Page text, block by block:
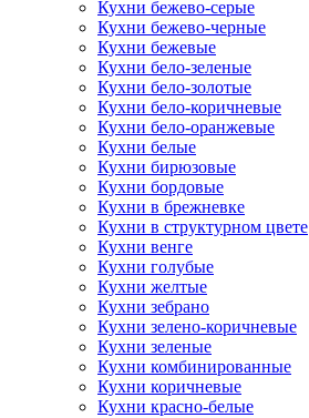
Кухни бежево-серые
Кухни бежево-черные
Кухни бежевые
Кухни бело-зеленые
Кухни бело-золотые
Кухни бело-коричневые
Кухни бело-оранжевые
Кухни белые
Кухни бирюзовые
Кухни бордовые
Кухни в брежневке
Кухни в структурном цвете
Кухни венге
Кухни голубые
Кухни желтые
Кухни зебрано
Кухни зелено-коричневые
Кухни зеленые
Кухни комбинированные
Кухни коричневые
Кухни красно-белые